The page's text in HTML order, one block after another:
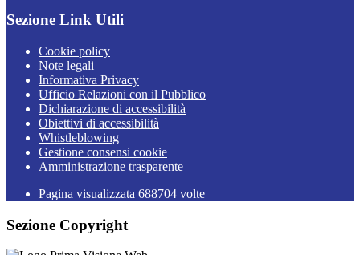
Sezione Link Utili
Cookie policy
Note legali
Informativa Privacy
Ufficio Relazioni con il Pubblico
Dichiarazione di accessibilità
Obiettivi di accessibilità
Whistleblowing
Gestione consensi cookie
Amministrazione trasparente
Pagina visualizzata 688704 volte
Sezione Copyright